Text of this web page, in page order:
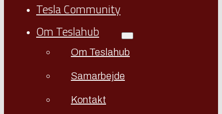
Tesla Community
Om Teslahub
Om Teslahub
Samarbejde
Kontakt